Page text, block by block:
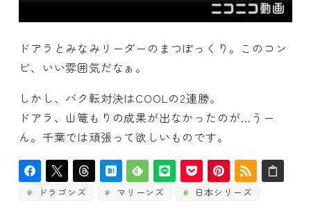
ドアラとみなみリーダーのまつぼっくり。このコン
ビ、いい雰囲気だなぁ。
しかし、バク転対決はCOOLの2連勝。
ドアラ、山篭もりの成果が出なかったのが…うー
ん。千葉では頑張って欲しいものです。
ドラゴンズ マリーンズ 日本シリーズ